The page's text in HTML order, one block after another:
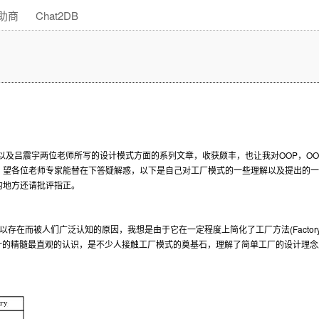
商 Chat2DB
及吕震宇两位老师所写的设计模式方面的系列文章，收获颇丰，也让我对OOP，
各位老师专家能替在下答疑解惑，以下是自己对工厂模式的一些理解以及提出的一
方还请批评指正。
存在而被人们广泛认知的原因，我想是由于它在一定程度上简化了工厂方法
精髓最直观的认识，是不少人接触工厂模式的奠基石，理解了简单工厂的设计理